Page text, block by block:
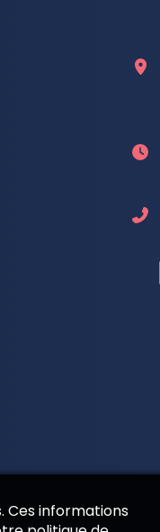
Ces informations